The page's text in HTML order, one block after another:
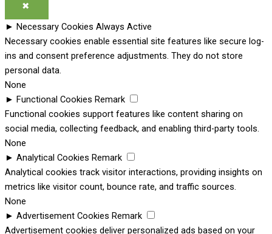
✖
► Necessary Cookies Always Active
Necessary cookies enable essential site features like secure log-
ins and consent preference adjustments. They do not store
personal data.
None
► Functional Cookies Remark
Functional cookies support features like content sharing on
social media, collecting feedback, and enabling third-party tools.
None
► Analytical Cookies Remark
Analytical cookies track visitor interactions, providing insights on
metrics like visitor count, bounce rate, and traffic sources.
None
► Advertisement Cookies Remark
Advertisement cookies deliver personalized ads based on your